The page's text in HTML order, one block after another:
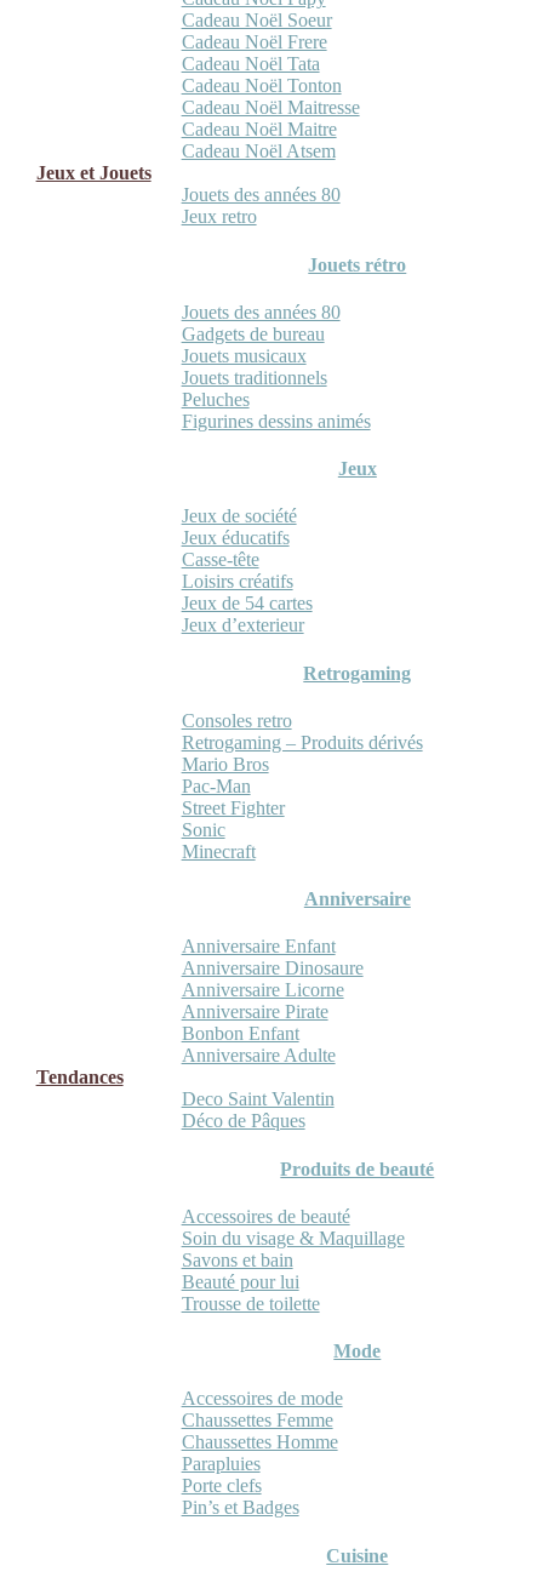
Cadeau Noël Soeur
Cadeau Noël Frere
Cadeau Noël Tata
Cadeau Noël Tonton
Cadeau Noël Maitresse
Cadeau Noël Maitre
Cadeau Noël Atsem
Jeux et Jouets
Jouets des années 80
Jeux retro
Jouets rétro
Jouets des années 80
Gadgets de bureau
Jouets musicaux
Jouets traditionnels
Peluches
Figurines dessins animés
Jeux
Jeux de société
Jeux éducatifs
Casse-tête
Loisirs créatifs
Jeux de 54 cartes
Jeux d’exterieur
Retrogaming
Consoles retro
Retrogaming – Produits dérivés
Mario Bros
Pac-Man
Street Fighter
Sonic
Minecraft
Anniversaire
Anniversaire Enfant
Anniversaire Dinosaure
Anniversaire Licorne
Anniversaire Pirate
Bonbon Enfant
Anniversaire Adulte
Tendances
Deco Saint Valentin
Déco de Pâques
Produits de beauté
Accessoires de beauté
Soin du visage & Maquillage
Savons et bain
Beauté pour lui
Trousse de toilette
Mode
Accessoires de mode
Chaussettes Femme
Chaussettes Homme
Parapluies
Porte clefs
Pin’s et Badges
Cuisine